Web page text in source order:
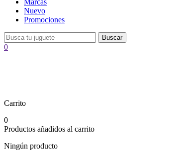
Marcas
Nuevo
Promociones
Buscar
0
Carrito
0
Productos añadidos al carrito
Ningún producto